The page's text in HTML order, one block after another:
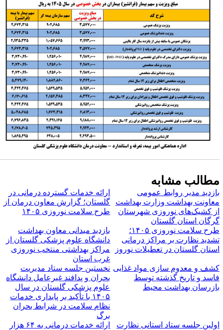
مشابه
مدیر روابط عمومی
بهداشت وزارت بهداشت
کشیک‌های نوروزی شهرستان
استان گلستان
ارائه خدمات گسترده درمانی در
گلستان؛ گزارش معاون درمان از
طرح سلامت نوروزی ۱۴۰۵
طرح سلامت نوروزی ۱۴۰۵؛
نظارت بر مراکز درمانی
گلستان در تعطیلات نوروز
بازدید میدانی معاون بهداشت
دانشگاه علوم پزشکی گلستان از
مراکز بهداشتی منتخب نوروزی
غرب استان
و معدوم سازی مواد غذایی
و تاریخ گذشته توسط
بهداشت محیط
نخستین جلسه ستاد مدیریت
بحران و پدافند غیرعامل دانشگاه
علوم پزشکی گلستان در سال
۱۴۰۵ با تأکید بر پایداری خدمات
نظام سلامت در شرایط بحران
برگ
جلسه ستاد استانی نظارت
ارائه خدمات درمانی به ۶۴ هزار